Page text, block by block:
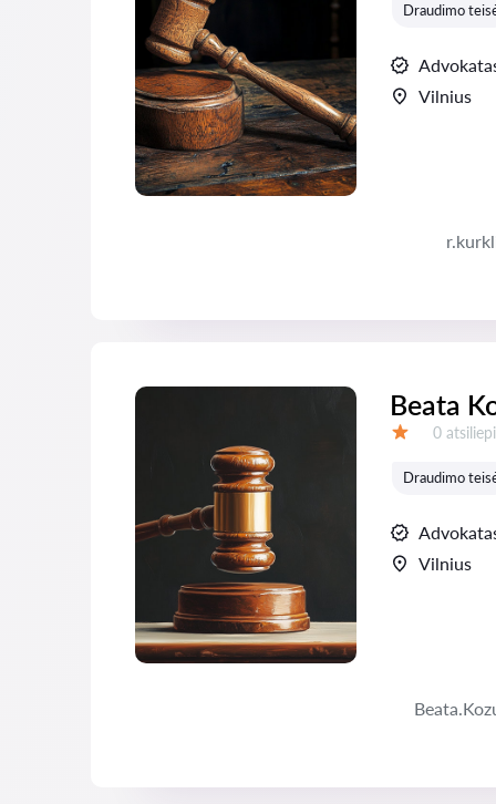
Draudimo
Vilnius
Beata
0
Draudimo
Vilnius